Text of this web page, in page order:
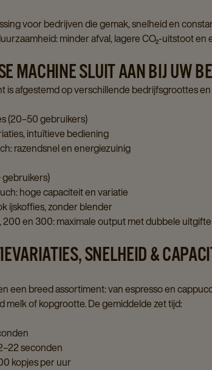
voor bedrijven die gemak, snelheid en
minder afval, lagere CO₂-uitstoot
MACHINE SLUIT AAN BIJ UW
is afgestemd op verschillende bedrijfsgroottes
(20–50 gebruikers)
intuïtieve bediening
razendsnel en energiezuinig
gebruikers)
hoge capaciteit en variatie
ijskoffies, zonder blender
200 en 300: maximale output met dubbele uitgifte
SNELHEID &
een breed assortiment: van espresso en
melk of kopgrootte. De gemiddelde zet tijd:
seconden
kopjes per uur